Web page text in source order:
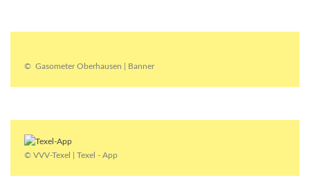
© Gasometer Oberhausen | Banner
© VVV-Texel | Texel - App